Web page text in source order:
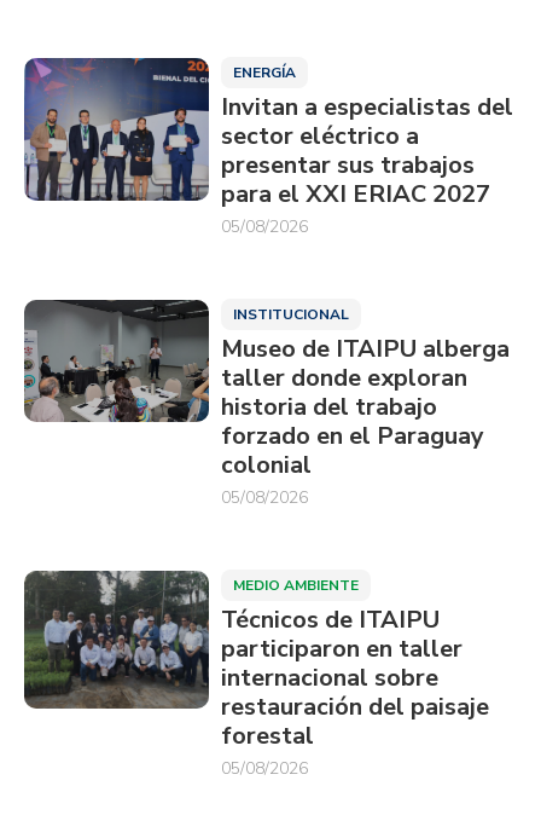
ENERGÍA
Invitan a especialistas del
sector eléctrico a
presentar sus trabajos
para el XXI ERIAC 2027
05/08/2026
INSTITUCIONAL
Museo de ITAIPU alberga
taller donde exploran
historia del trabajo
forzado en el Paraguay
colonial
05/08/2026
MEDIO AMBIENTE
Técnicos de ITAIPU
participaron en taller
internacional sobre
restauración del paisaje
forestal
05/08/2026